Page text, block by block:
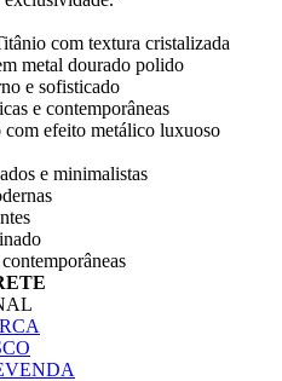
com textura cristalizada
metal dourado polido
e sofisticado
e contemporâneas
com efeito metálico luxuoso
e minimalistas